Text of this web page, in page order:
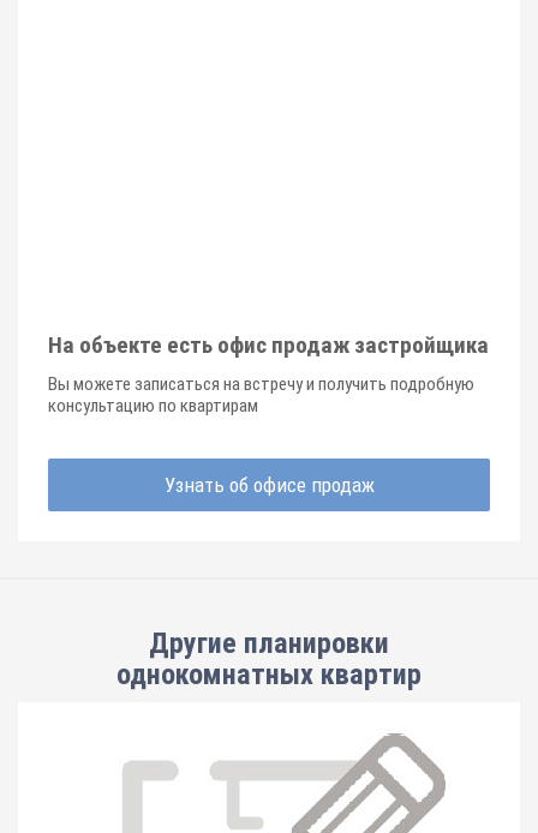
На объекте есть офис продаж застройщика
Вы можете записаться на встречу и получить подробную
консультацию по квартирам
Узнать об офисе продаж
Другие планировки
однокомнатных квартир